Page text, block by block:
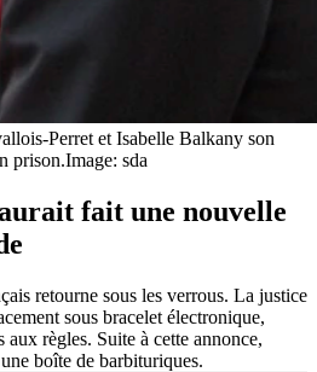
Perret et Isabelle Balkany son
prison.Image: sda
fait une nouvelle
retourne sous les verrous. La justice
sous bracelet électronique,
aux règles. Suite à cette annonce,
boîte de barbituriques.